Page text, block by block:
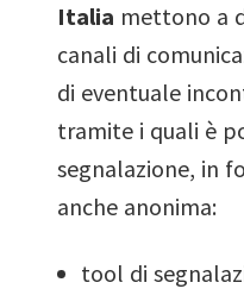
Italia mettono a
canali di
di eventuale
tramite i quali è
segnalazione, in
anche anonima:
tool di